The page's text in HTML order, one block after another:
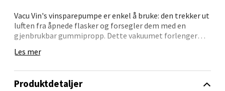
Vacu Vin's vinsparepumpe er enkel å bruke: den trekker ut
luften fra åpnede flasker og forsegler dem med en
gjenbrukbar gummipropp. Dette vakuumet forlenger
Sett vakuumproppen i flasken og pump til den utløser et
Historien til Wine Saver strekker seg tilbake til den
Les mer
Produktdetaljer
Bergen - Thon Senter Lagunen